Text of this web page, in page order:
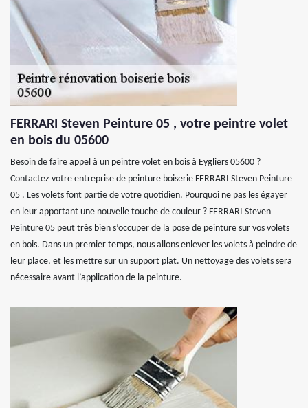
FERRARI Steven Peinture 05 , votre peintre volet
en bois du 05600
Besoin de faire appel à un peintre volet en bois à Eygliers 05600 ?
Contactez votre entreprise de peinture boiserie FERRARI Steven Peinture
05 . Les volets font partie de votre quotidien. Pourquoi ne pas les égayer
en leur apportant une nouvelle touche de couleur ? FERRARI Steven
Peinture 05 peut très bien s’occuper de la pose de peinture sur vos volets
en bois. Dans un premier temps, nous allons enlever les volets à peindre de
leur place, et les mettre sur un support plat. Un nettoyage des volets sera
nécessaire avant l’application de la peinture.